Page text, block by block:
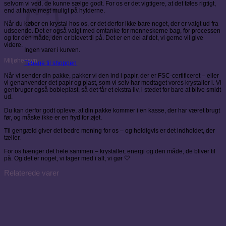
Ingen varer i kurven.
Tilbage til shoppen
selvom vi ved, de kunne sælge godt. For os er det vigtigere, at det føles rigtigt,
end at have mest muligt på hylderne.
Når du køber en krystal hos os, er det derfor ikke bare noget, der er valgt ud fra
udseende. Det er også valgt med omtanke for menneskerne bag, for processen
og for den måde, den er blevet til på. Det er en del af det, vi gerne vil give
videre.
Miljøhensyn
Når vi sender din pakke, pakker vi den ind i papir, der er FSC-certificeret – eller
vi genanvender det papir og plast, som vi selv har modtaget vores krystaller i. Vi
genbruger også bobleplast, så det får et ekstra liv, i stedet for bare at blive smidt
ud.
Du kan derfor godt opleve, at din pakke kommer i en kasse, der har været brugt
før, og måske ikke er en fryd for øjet.
Til gengæld giver det bedre mening for os – og heldigvis er det indholdet, der
tæller.
For os hænger det hele sammen – krystaller, energi og den måde, de bliver til
på. Og det er noget, vi tager med i alt, vi gør 🤍
Relaterede varer